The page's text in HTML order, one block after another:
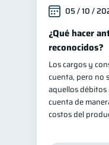
05 / 10 /
¿Qué hacer
reconocidos?
Los cargos y
cuenta, pero no
aquellos
cuenta de
costos del